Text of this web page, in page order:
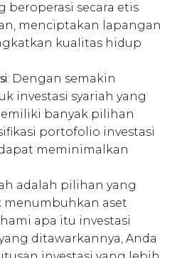
beroperasi secara etis
menciptakan lapangan
kualitas hidup
: Dengan semakin
investasi syariah yang
banyak pilihan
portofolio investasi
meminimalkan
adalah pilihan yang
menumbuhkan aset
apa itu investasi
ditawarkannya, Anda